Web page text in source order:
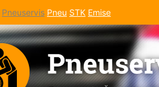
Pneuservis Pneu STK Emise